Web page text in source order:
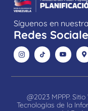
Síguenos en
Redes
@2023 MPPP.
Tecnologías de la